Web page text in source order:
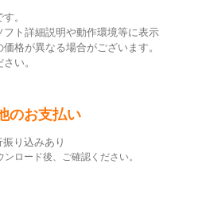
。
ト詳細説明や動作環境等に表示
格が異なる場合がございます。
い。
のお支払い
振り込みあり
ロード後、ご確認ください。